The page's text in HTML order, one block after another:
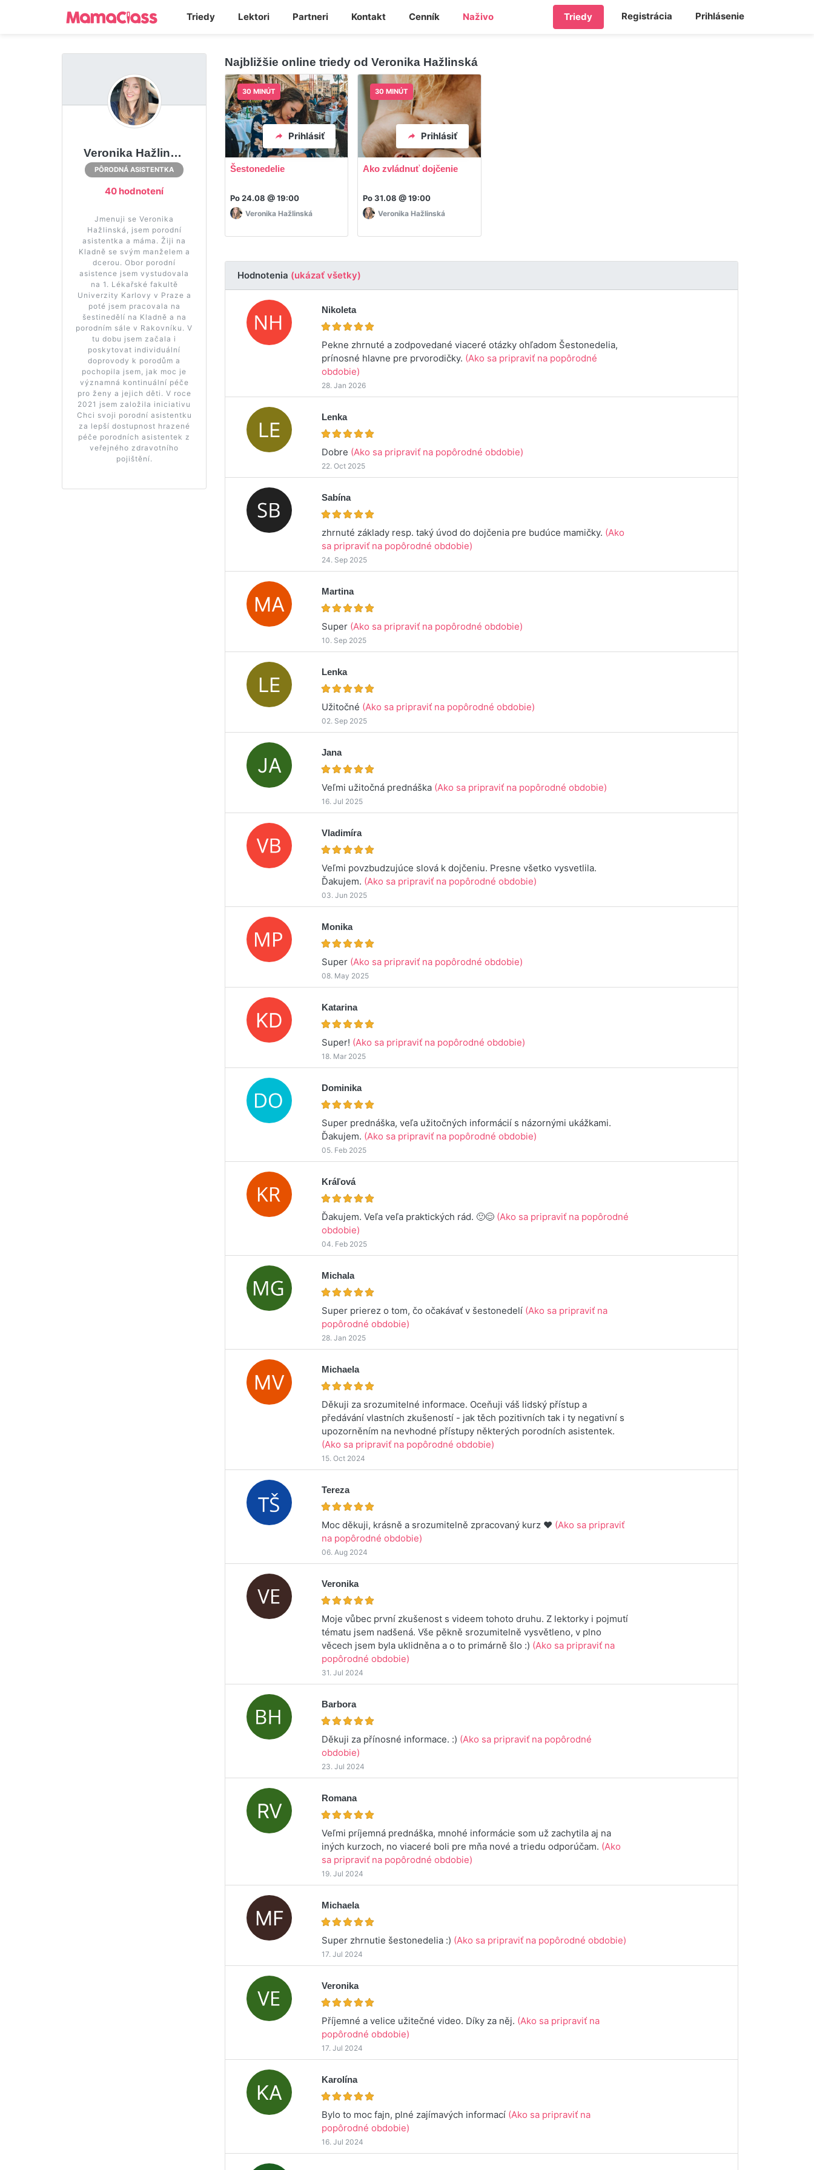
Triedy Lektori Partneri Kontakt Cenník Naživo Triedy Registrácia Prihlásenie
Veronika Hažlinská
PÔRODNÁ ASISTENTKA
40 hodnotení
Jmenuji se Veronika
Hažlinská, jsem porodní
asistentka a máma. Žiji na
Kladně se svým manželem a
dcerou. Obor porodní
asistence jsem vystudovala
na 1. Lékařské fakultě
Univerzity Karlovy v Praze a
poté jsem pracovala na
šestinedělí na Kladně a na
porodním sále v Rakovníku. V
tu dobu jsem začala i
poskytovat individuální
doprovody k porodům a
pochopila jsem, jak moc je
významná kontinuální péče
pro ženy a jejich děti. V roce
2021 jsem založila iniciativu
Chci svoji porodní asistentku
za lepší dostupnost hrazené
péče porodních asistentek z
veřejného zdravotního
pojištění.
Najbližšie online triedy od Veronika Hažlinská
30 MINÚT
Prihlásiť
Šestonedelie
Po 24.08 @ 19:00
Veronika Hažlinská
30 MINÚT
Prihlásiť
Ako zvládnuť dojčenie
Po 31.08 @ 19:00
Veronika Hažlinská
Hodnotenia (ukázať všetky)
Nikoleta
Pekne zhrnuté a zodpovedané viaceré otázky ohľadom Šestonedelia,
prínosné hlavne pre prvorodičky. (Ako sa pripraviť na popôrodné
obdobie)
28. Jan 2026
Lenka
Dobre (Ako sa pripraviť na popôrodné obdobie)
22. Oct 2025
Sabína
zhrnuté základy resp. taký úvod do dojčenia pre budúce mamičky. (Ako
sa pripraviť na popôrodné obdobie)
24. Sep 2025
Martina
Super (Ako sa pripraviť na popôrodné obdobie)
10. Sep 2025
Lenka
Užitočné (Ako sa pripraviť na popôrodné obdobie)
02. Sep 2025
Jana
Veľmi užitočná prednáška (Ako sa pripraviť na popôrodné obdobie)
16. Jul 2025
Vladimíra
Veľmi povzbudzujúce slová k dojčeniu. Presne všetko vysvetlila.
Ďakujem. (Ako sa pripraviť na popôrodné obdobie)
03. Jun 2025
Monika
Super (Ako sa pripraviť na popôrodné obdobie)
08. May 2025
Katarina
Super! (Ako sa pripraviť na popôrodné obdobie)
18. Mar 2025
Dominika
Super prednáška, veľa užitočných informácií s názornými ukážkami.
Ďakujem. (Ako sa pripraviť na popôrodné obdobie)
05. Feb 2025
Kráľová
Ďakujem. Veľa veľa praktických rád. 🙂😌 (Ako sa pripraviť na popôrodné
obdobie)
04. Feb 2025
Michala
Super prierez o tom, čo očakávať v šestonedelí (Ako sa pripraviť na
popôrodné obdobie)
28. Jan 2025
Michaela
Děkuji za srozumitelné informace. Oceňuji váš lidský přístup a
předávání vlastních zkušeností - jak těch pozitivních tak i ty negativní s
upozorněním na nevhodné přístupy některých porodních asistentek.
(Ako sa pripraviť na popôrodné obdobie)
15. Oct 2024
Tereza
Moc děkuji, krásně a srozumitelně zpracovaný kurz ❤️ (Ako sa pripraviť
na popôrodné obdobie)
06. Aug 2024
Veronika
Moje vůbec první zkušenost s videem tohoto druhu. Z lektorky i pojmutí
tématu jsem nadšená. Vše pěkně srozumitelně vysvětleno, v plno
věcech jsem byla uklidněna a o to primárně šlo :) (Ako sa pripraviť na
popôrodné obdobie)
31. Jul 2024
Barbora
Děkuji za přínosné informace. :) (Ako sa pripraviť na popôrodné
obdobie)
23. Jul 2024
Romana
Veľmi príjemná prednáška, mnohé informácie som už zachytila aj na
iných kurzoch, no viaceré boli pre mňa nové a triedu odporúčam. (Ako
sa pripraviť na popôrodné obdobie)
19. Jul 2024
Michaela
Super zhrnutie šestonedelia :) (Ako sa pripraviť na popôrodné obdobie)
17. Jul 2024
Veronika
Příjemné a velice užitečné video. Díky za něj. (Ako sa pripraviť na
popôrodné obdobie)
17. Jul 2024
Karolína
Bylo to moc fajn, plné zajímavých informací (Ako sa pripraviť na
popôrodné obdobie)
16. Jul 2024